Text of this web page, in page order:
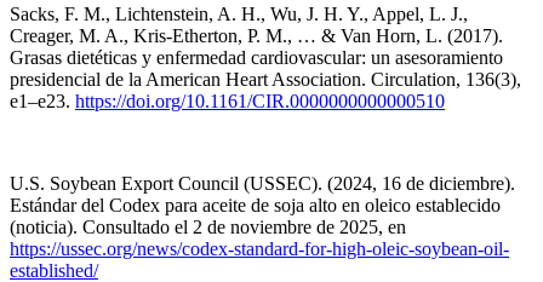
Sacks, F. M., Lichtenstein, A. H., Wu, J. H. Y., Appel, L. J.,
Creager, M. A., Kris-Etherton, P. M., … & Van Horn, L. (2017).
Grasas dietéticas y enfermedad cardiovascular: un asesoramiento
presidencial de la American Heart Association. Circulation, 136(3),
e1–e23. https://doi.org/10.1161/CIR.0000000000000510
U.S. Soybean Export Council (USSEC). (2024, 16 de diciembre).
Estándar del Codex para aceite de soja alto en oleico establecido
(noticia). Consultado el 2 de noviembre de 2025, en
https://ussec.org/news/codex-standard-for-high-oleic-soybean-oil-
established/